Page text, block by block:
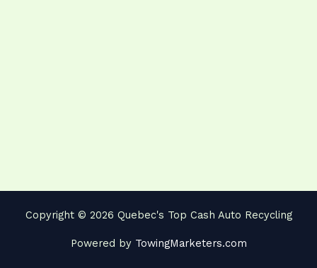
Copyright © 2026 Quebec's Top Cash Auto Recycling
Powered by TowingMarketers.com